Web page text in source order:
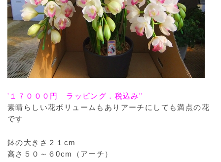
'１７０００円 ラッピング．税込み''
素晴らしい花ボリュームもありアーチにしても満点の花
です
鉢の大きさ２１cm
高さ５０～６0cm（アーチ）